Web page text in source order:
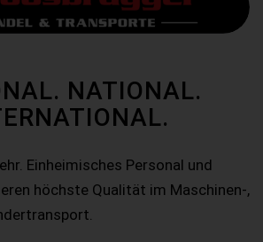
NATIONAL.
Einheimisches Personal und
höchste Qualität im Maschinen-,